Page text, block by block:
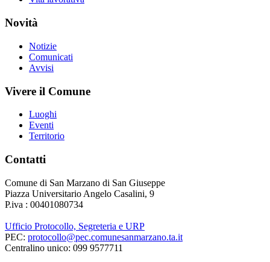
Novità
Notizie
Comunicati
Avvisi
Vivere il Comune
Luoghi
Eventi
Territorio
Contatti
Comune di San Marzano di San Giuseppe
Piazza Universitario Angelo Casalini, 9
P.iva : 00401080734
Ufficio Protocollo, Segreteria e URP
PEC: protocollo@pec.comunesanmarzano.ta.it
Centralino unico: 099 9577711